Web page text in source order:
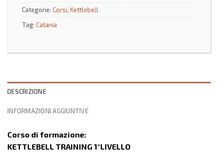
Categorie: Corsi, Kettlebell
Tag: Catania
DESCRIZIONE
INFORMAZIONI AGGIUNTIVE
Corso di formazione:
KETTLEBELL TRAINING 1°LIVELLO